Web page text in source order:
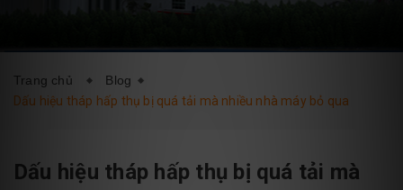
BLOG LIÊN HỆ
Trang chủ
Blog
Dấu hiệu tháp hấp thụ bị quá tải mà nhiều nhà máy bỏ qua
Dấu hiệu tháp hấp thụ bị quá tải mà